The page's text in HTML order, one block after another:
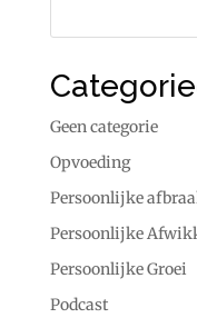
Geen categorie
Opvoeding
Persoonlijke
Persoonlijke
Persoonlijke Groei
Podcast